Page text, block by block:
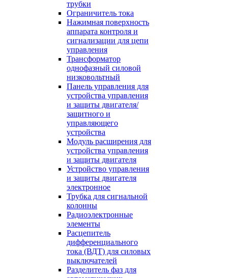
трубки
Ограничитель тока
Нажимная поверхность
аппарата контроля и
сигнализации для цепи
управления
Трансформатор
однофазный силовой
низковольтный
Панель управления для
устройства управления
и защиты двигателя/
защитного и
управляющего
устройства
Модуль расширения для
устройства управления
и защиты двигателя
Устройство управления
и защиты двигателя
электронное
Трубка для сигнальной
колонны
Радиоэлектронные
элементы
Расцепитель
дифференциального
тока (ВДТ) для силовых
выключателей
Разделитель фаз для